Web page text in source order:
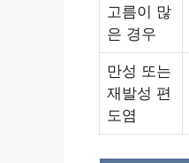
고름이 많
은 경우
만성 또는
재발성 편
도염